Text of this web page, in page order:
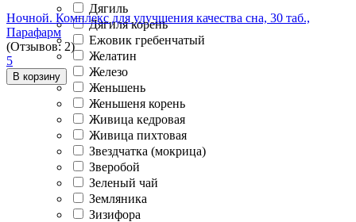
Дягиль
Дягиля корень
Ежовик гребенчатый
Желатин
Железо
Женьшень
Женьшеня корень
Живица кедровая
Живица пихтовая
Звездчатка (мокрица)
Зверобой
Зеленый чай
Земляника
Зизифора
Ночной. Комплекс для улучшения качества сна, 30 таб.,
Парафарм
(Отзывов: 2)
5
В корзину